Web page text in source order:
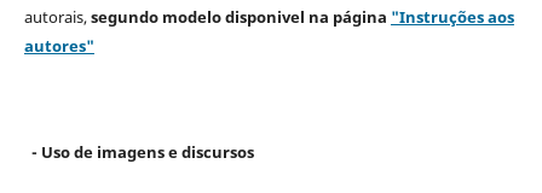
autorais,segundo modelodisponivel na página "Instruções aos
autores"
- Uso de imagens e discursos